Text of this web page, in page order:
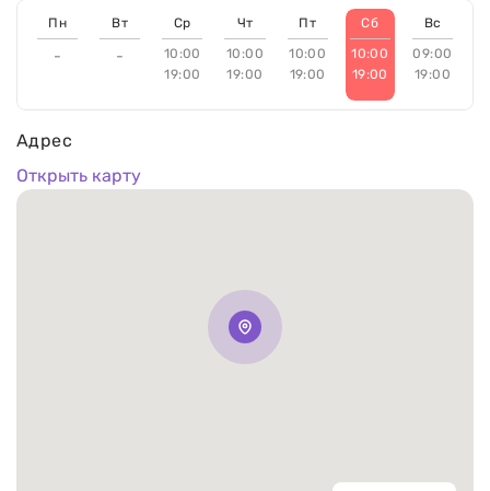
Адрес
Открыть карту
Пн
-
Вт
-
Ср
10:00
19:00
Чт
10:00
19:00
Пт
10:00
19:00
Сб
10:00
19:00
Вс
09:00
19:00